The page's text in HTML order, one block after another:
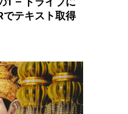
でテキスト取得